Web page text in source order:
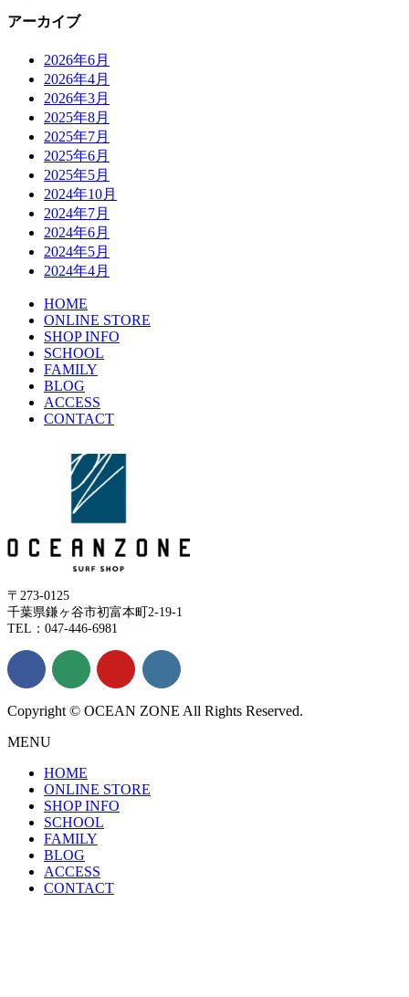
アーカイブ
2026年6月
2026年4月
2026年3月
2025年8月
2025年7月
2025年6月
2025年5月
2024年10月
2024年7月
2024年6月
2024年5月
2024年4月
HOME
ONLINE STORE
SHOP INFO
SCHOOL
FAMILY
BLOG
ACCESS
CONTACT
〒273-0125
千葉県鎌ヶ谷市初富本町2-19-1
TEL：047-446-6981
Copyright © OCEAN ZONE All Rights Reserved.
MENU
HOME
ONLINE STORE
SHOP INFO
SCHOOL
FAMILY
BLOG
ACCESS
CONTACT